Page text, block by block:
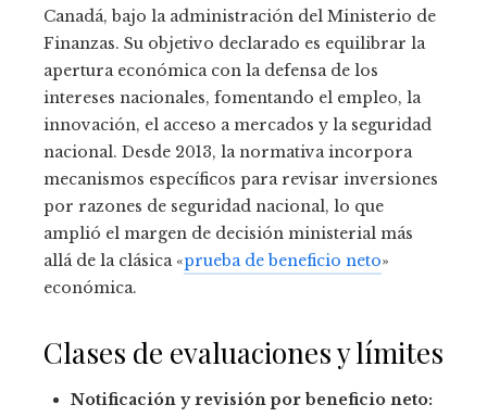
Canadá, bajo la administración del Ministerio de
Finanzas. Su objetivo declarado es equilibrar la
apertura económica con la defensa de los
intereses nacionales, fomentando el empleo, la
innovación, el acceso a mercados y la seguridad
nacional. Desde 2013, la normativa incorpora
mecanismos específicos para revisar inversiones
por razones de seguridad nacional, lo que
amplió el margen de decisión ministerial más
allá de la clásica «prueba de beneficio neto»
económica.
Clases de evaluaciones y límites
Notificación y revisión por beneficio neto: